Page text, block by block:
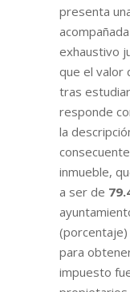
presenta
exhaustivo
que el valor
tras
responde
la
inmueble,
a ser de
(porcentaje)
para
impuesto